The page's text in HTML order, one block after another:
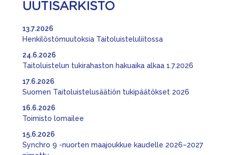
UUTISARKISTO
Henkilöstömuutoksia Taitoluisteluliitossa
13.7.2026
Taitoluistelun tukirahaston hakuaika alkaa 1.7.2026
24.6.2026
Suomen Taitoluistelusäätiön tukipäätökset 2026
17.6.2026
Toimisto lomailee
16.6.2026
Synchro 9 -nuorten maajoukkue kaudelle 2026–2027
15.6.2026